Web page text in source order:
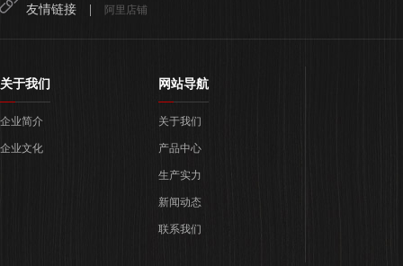
友情链接 | 阿里店铺
关于我们
企业简介
企业文化
网站导航
关于我们
产品中心
生产实力
新闻动态
联系我们